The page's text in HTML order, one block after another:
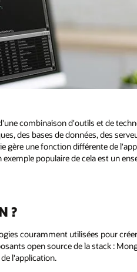
combinaison d'outils et de
des bases de données, des
gère une fonction différente de
populaire de cela est un
?
couramment utilisées pour
open source de la stack :
l'application.